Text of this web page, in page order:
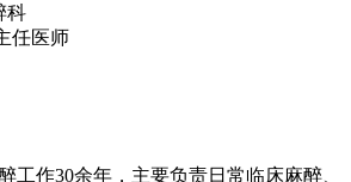
科
任医师
工作30余年，主要负责日常临床麻醉、